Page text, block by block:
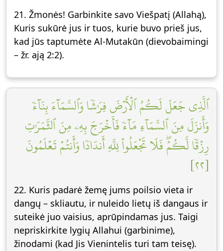
21. Žmonės! Garbinkite savo Viešpatį (Allahą),
Kuris sukūrė jus ir tuos, kurie buvo prieš jus,
kad jūs taptumėte Al-Mutakūn (dievobaimingi
– žr. ają 2:2).
ٱلَّذِي جَعَلَ لَكُمُ ٱلۡأَرۡضَ فِرَٰشٗا وَٱلسَّمَآءَ بِنَآءٗ
وَأَنزَلَ مِنَ ٱلسَّمَآءِ مَآءٗ فَأَخۡرَجَ بِهِۦ مِنَ ٱلثَّمَرَٰتِ
رِزۡقٗا لَّكُمۡۖ فَلَا تَجۡعَلُواْ لِلَّهِ أَندَادٗا وَأَنتُمۡ تَعۡلَمُونَ
[٢٢]
22. Kuris padarė žemę jums poilsio vieta ir
dangų – skliautu, ir nuleido lietų iš dangaus ir
suteikė juo vaisius, aprūpindamas jus. Taigi
nepriskirkite lygių Allahui (garbinime),
žinodami (kad Jis Vienintelis turi tam teisę).